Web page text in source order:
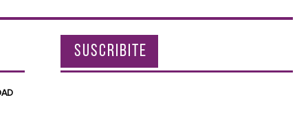
SUSCRIBITE